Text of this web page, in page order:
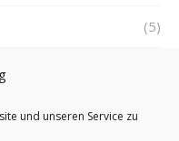
und unseren Service zu
(5)